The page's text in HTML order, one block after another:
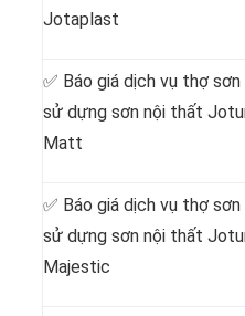
Jotaplast
✅ Báo giá dịch vụ thợ sơn
sử dựng sơn nội thất
Matt
✅ Báo giá dịch vụ thợ sơn
sử dựng sơn nội thất
Majestic